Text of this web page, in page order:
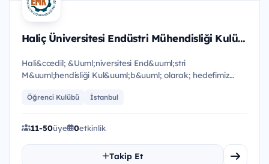
Haliç Üniversitesi Endüstri Mühendisliği Kulübü
Hali&ccedil; &Uuml;niversitesi End&uuml;stri
M&uuml;hendisliği Kul&uuml;b&uuml; olarak; hedefimiz
Öğrenci Kulübü İstanbul
11-50üye 0etkinlik
Takip Et